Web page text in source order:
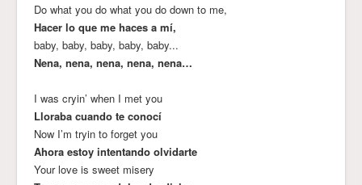
Do what you do what you do down to me,
Hacer lo que me haces a mí,
baby, baby, baby, baby, baby...
Nena, nena, nena, nena, nena…
I was cryin’ when I met you
Lloraba cuando te conocí
Now I’m tryin to forget you
Ahora estoy intentando olvidarte
Your love is sweet misery